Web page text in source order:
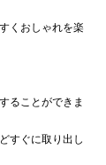
くおしゃれを楽
ることができま
すぐに取り出し